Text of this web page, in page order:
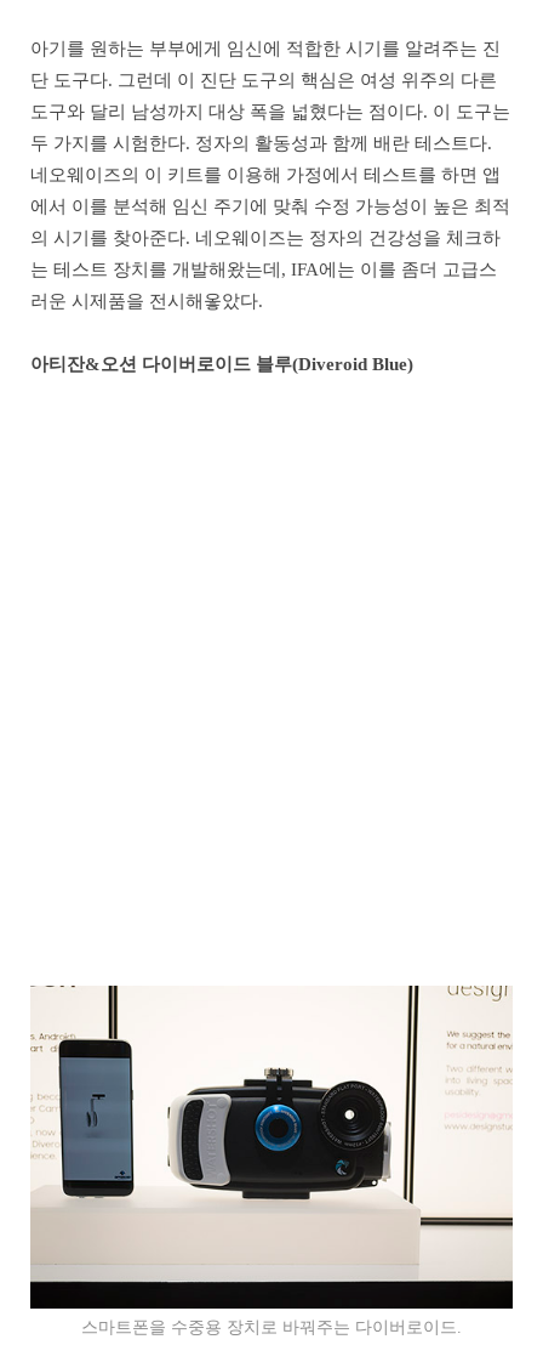
아기를 원하는 부부에게 임신에 적합한 시기를 알려주는 진
단 도구다. 그런데 이 진단 도구의 핵심은 여성 위주의 다른
도구와 달리 남성까지 대상 폭을 넓혔다는 점이다. 이 도구는
두 가지를 시험한다. 정자의 활동성과 함께 배란 테스트다.
네오웨이즈의 이 키트를 이용해 가정에서 테스트를 하면 앱
에서 이를 분석해 임신 주기에 맞춰 수정 가능성이 높은 최적
의 시기를 찾아준다. 네오웨이즈는 정자의 건강성을 체크하
는 테스트 장치를 개발해왔는데, IFA에는 이를 좀더 고급스
러운 시제품을 전시해옿았다.
아티잔&오션 다이버로이드 블루(Diveroid Blue)
스마트폰을 수중용 장치로 바꿔주는 다이버로이드.